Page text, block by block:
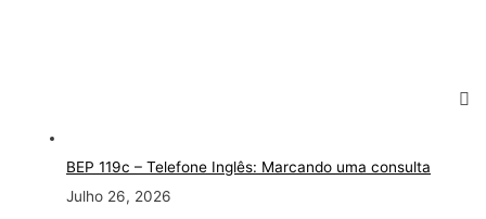
BEP 119c – Telefone Inglês: Marcando uma consulta
Julho 26, 2026